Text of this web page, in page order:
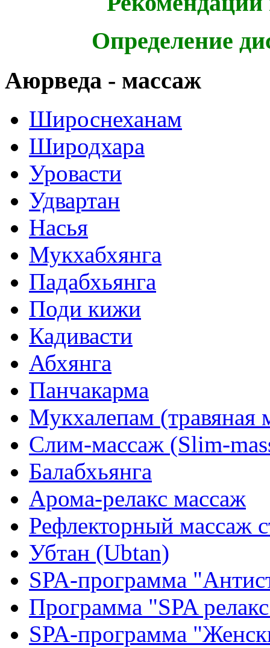
Определение
Аюрведа - массаж
Широснеханам
Широдхара
Уровасти
Удвартан
Насья
Мукхабхянга
Падабхьянга
Поди кижи
Кадивасти
Абхянга
Панчакарма
Мукхалепам (травяная
Слим-массаж (Slim-
Балабхьянга
Арома-релакс массаж
Рефлекторный массаж
Убтан (Ubtan)
SPA-программа
Программа "SPA
SPA-программа